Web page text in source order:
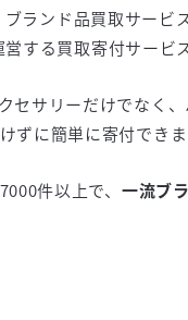
ランド品買取サービ
する買取寄付サービス
セサリーだけでなく
ずに簡単に寄付できま
件以上で、 一流ブ